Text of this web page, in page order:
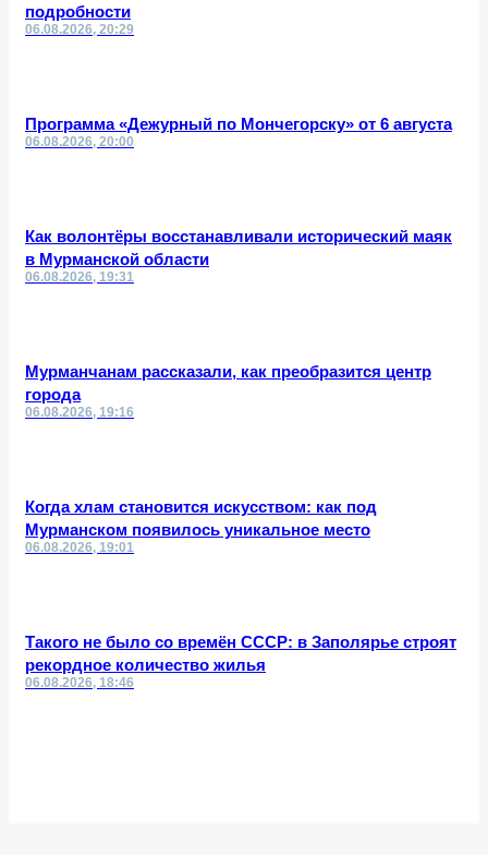
подробности
06.08.2026, 20:29
Программа «Дежурный по Мончегорску» от 6 августа
06.08.2026, 20:00
Как волонтёры восстанавливали исторический маяк
в Мурманской области
06.08.2026, 19:31
Мурманчанам рассказали, как преобразится центр
города
06.08.2026, 19:16
Когда хлам становится искусством: как под
Мурманском появилось уникальное место
06.08.2026, 19:01
Такого не было со времён СССР: в Заполярье строят
рекордное количество жилья
06.08.2026, 18:46